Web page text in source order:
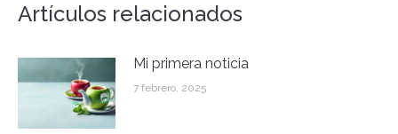
Artículos relacionados
Mi primera noticia
7 febrero, 2025